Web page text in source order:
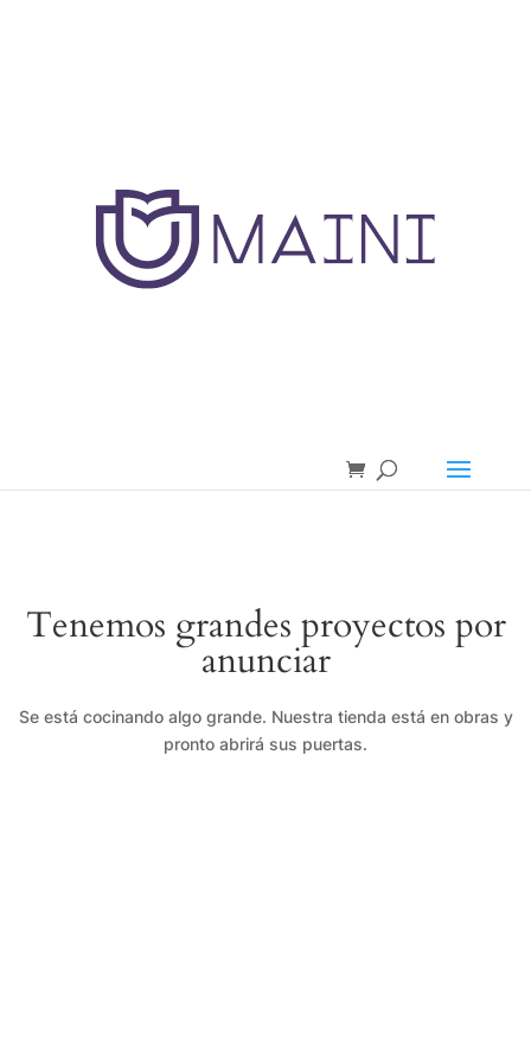
Tenemos grandes proyectos por
anunciar
Se está cocinando algo grande. Nuestra tienda está en obras y
pronto abrirá sus puertas.